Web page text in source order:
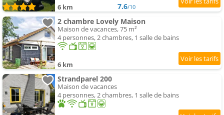
6 km 7.6/10
2 chambre Lovely Maison
Maison de vacances, 75 m²
4 personnes, 2 chambres, 1 salle de bains
6 km
Strandparel 200
Maison de vacances
4 personnes, 2 chambres, 1 salle de bains